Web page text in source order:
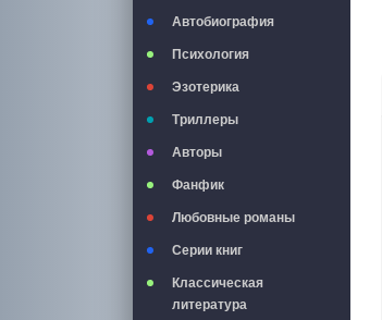
Автобиография
Психология
Эзотерика
Триллеры
Авторы
Фанфик
Любовные романы
Серии книг
Классическая
литература